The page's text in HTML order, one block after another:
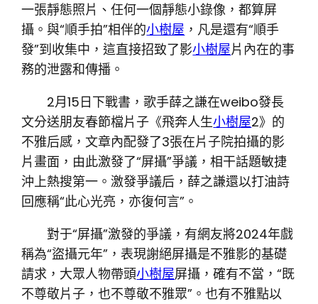
一張靜態照片、任何一個靜態小錄像，都算屏
攝。與“順手拍”相伴的小樹屋 ，凡是還有“順手
發”到收集中，這直接招致了影小樹屋片內在的事
務的泄露和傳播。
2月15日下戰書，歌手薛之謙在weibo發長
文分送朋友春節檔片子《飛奔人生小樹屋2》的
不雅后感，文章內配發了3張在片子院拍攝的影
片畫面，由此激發了“屏攝”爭議，相干話題敏捷
沖上熱搜第一。激發爭議后，薛之謙還以打油詩
回應稱“此心光亮，亦復何言”。
對于“屏攝”激發的爭議，有網友將2024年戲
稱為“盜攝元年”，表現謝絕屏攝是不雅影的基礎
請求，大眾人物帶頭小樹屋屏攝，確有不當，“既
不尊敬片子，也不尊敬不雅眾”。也有不雅點以